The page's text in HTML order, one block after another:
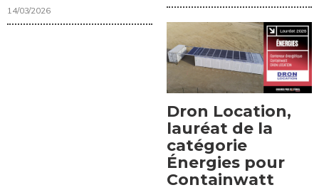
14/03/2026
Dron Location,
lauréat de la
catégorie
Énergies pour
Containwatt